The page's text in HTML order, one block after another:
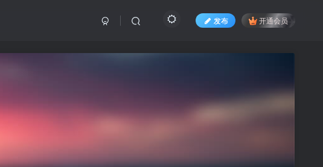
发布 开通会员